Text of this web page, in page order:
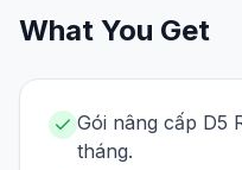
What You Get
Gói nâng cấp D5
tháng.